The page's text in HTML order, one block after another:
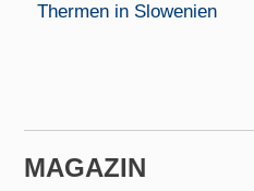
Thermen in Slowenien
MAGAZIN